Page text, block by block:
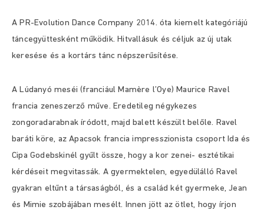
A PR-Evolution Dance Company 2014. óta kiemelt kategóriájú
táncegyüttesként működik. Hitvallásuk és céljuk az új utak
keresése és a kortárs tánc népszerűsítése.
A Lúdanyó meséi (franciául Mamère l’Oye) Maurice Ravel
francia zeneszerző műve. Eredetileg négykezes
zongoradarabnak íródott, majd balett készült belőle. Ravel
baráti köre, az Apacsok francia impresszionista csoport Ida és
Cipa Godebskinél gyűlt össze, hogy a kor zenei- esztétikai
kérdéseit megvitassák. A gyermektelen, egyedülálló Ravel
gyakran eltűnt a társaságból, és a család két gyermeke, Jean
és Mimie szobájában mesélt. Innen jött az ötlet, hogy írjon